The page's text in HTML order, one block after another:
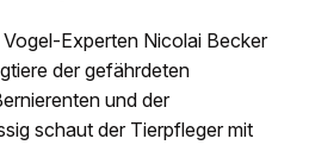
Experten Nicolai Becker
der gefährdeten
und der
schaut der Tierpfleger mit